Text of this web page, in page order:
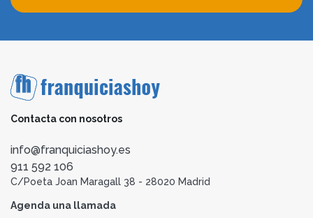
Contacta con nosotros
info@franquiciashoy.es
911 592 106
C/Poeta Joan Maragall 38 - 28020 Madrid
Agenda una llamada